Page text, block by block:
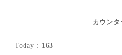
カウンタ
Today : 163